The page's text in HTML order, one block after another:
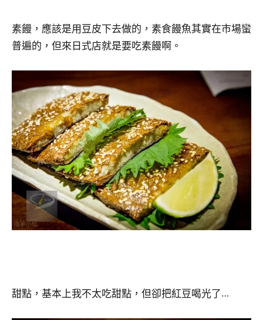
素饅，應該是用豆皮下去做的，素食饅魚其實在市場蠻
普遍的，但來日式店就是要吃素饅啊。
甜點，基本上我不太吃甜點，但卻把紅豆喝光了…